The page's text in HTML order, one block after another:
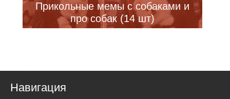
Прикольные мемы с собаками и
про собак (14 шт)
Навигация